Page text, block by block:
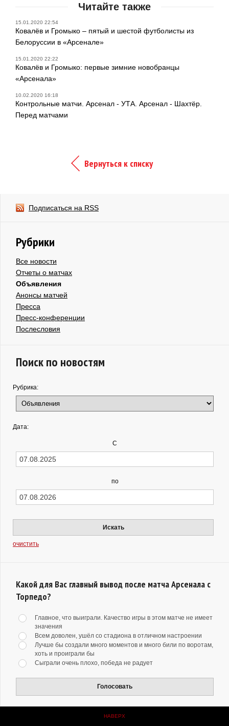
Читайте также
15.01.2020 22:54
Ковалёв и Громыко – пятый и шестой футболисты из
Белоруссии в «Арсенале»
15.01.2020 22:22
Ковалёв и Громыко: первые зимние новобранцы
«Арсенала»
10.02.2020 16:18
Контрольные матчи. Арсенал - УТА. Арсенал - Шахтёр.
Перед матчами
Вернуться к списку
Подписаться на RSS
Рубрики
Все новости
Отчеты о матчах
Объявления
Анонсы матчей
Пресса
Пресс-конференции
Послесловия
Поиск по новостям
Рубрика:
Дата:
С
по
Искать
очистить
Какой для Вас главный вывод после матча Арсенала с
Торпедо?
Главное, что выиграли. Качество игры в этом матче не имеет
значения
Всем доволен, ушёл со стадиона в отличном настроении
Лучше бы создали много моментов и много били по воротам,
хоть и проиграли бы
Сыграли очень плохо, победа не радует
Голосовать
НАВЕРХ